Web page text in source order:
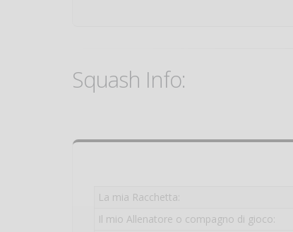
Squash Info:
La mia Racchetta:
Il mio Allenatore o compagno di gioco: